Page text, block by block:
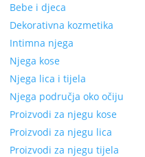
Bebe i djeca
Dekorativna kozmetika
Intimna njega
Njega kose
Njega lica i tijela
Njega područja oko očiju
Proizvodi za njegu kose
Proizvodi za njegu lica
Proizvodi za njegu tijela